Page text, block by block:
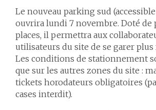
Le nouveau parking sud (accessible
ouvrira lundi 7 novembre. Doté de
places, il permettra aux
utilisateurs du site de se garer
Les conditions de stationnement
que sur les autres zones du site :
tickets horodateurs obligatoires
cases interdit).